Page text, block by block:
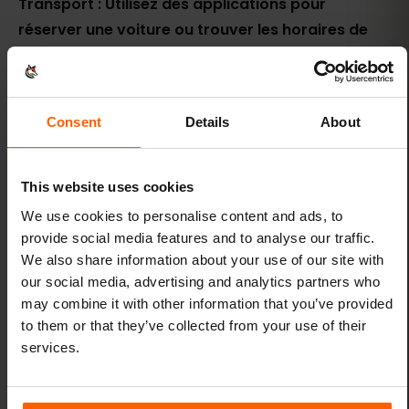
Consent Details About
This website uses cookies
We use cookies to personalise content and ads, to
provide social media features and to analyse our traffic.
We also share information about your use of our site with
our social media, advertising and analytics partners who
may combine it with other information that you’ve provided
to them or that they’ve collected from your use of their
services.
réserver une voiture ou trouver les horaires de
Hébergement : Réservez des hôtels ou trouvez
des options d'hébergement écologiques en ligne,
où que vous soyez sur l'île.
Conclusion
Avec eSIM FOX, profitez de São Miguel sans les
tracas des cartes SIM physiques ou des frais
d'itinérance. Voyagez léger, restez connecté et
rendez votre visite sur l'île verte encore plus
mémorable.